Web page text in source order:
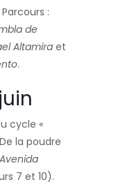
:
de
Altamira et
.
cycle «
la poudre
Avenida
7 et 10).